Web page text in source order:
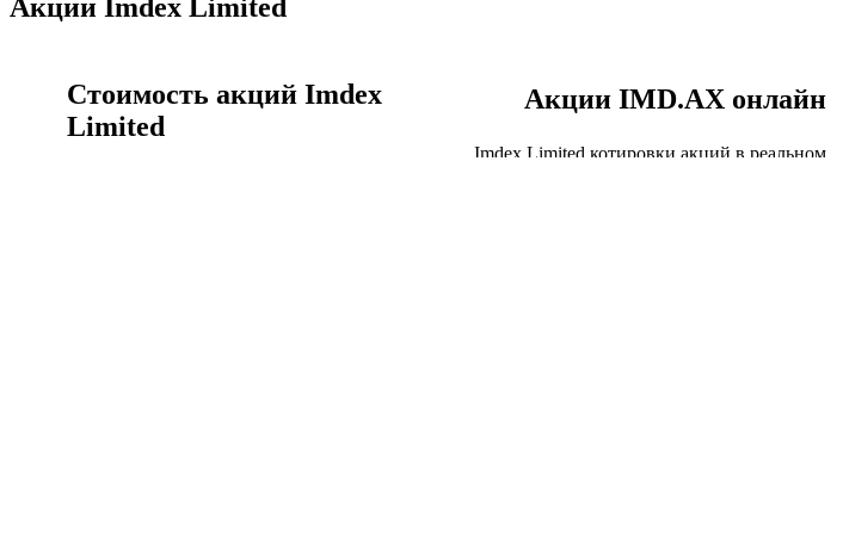
Акции Imdex Limited
Стоимость акций Imdex
Limited
Акции IMD.AX онлайн
Imdex Limited котировки акций в реальном